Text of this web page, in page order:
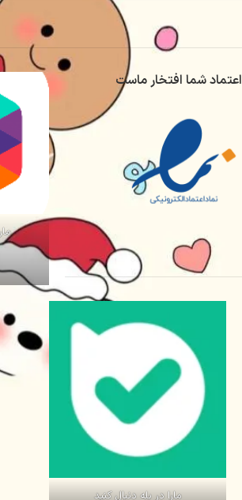
اعتماد شما افتخار ماست
مارا در بله دنبال کنید